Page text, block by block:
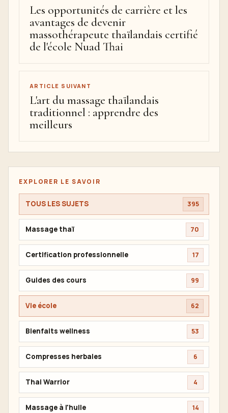
Les opportunités de carrière et les
avantages de devenir
massothérapeute thaïlandais certifié
de l'école Nuad Thai
ARTICLE SUIVANT
L'art du massage thaïlandais
traditionnel : apprendre des
meilleurs
EXPLORER LE SAVOIR
TOUS LES SUJETS 395
Massage thaï 70
Certification professionnelle 17
Guides des cours 99
Vie école 62
Bienfaits wellness 53
Compresses herbales 6
Thai Warrior 4
Massage à l'huile 14